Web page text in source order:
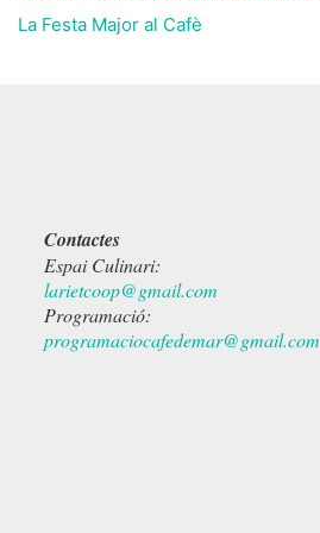
La Festa Major al Cafè
Contactes
Espai Culinari:
larietcoop@gmail.com
Programació:
programaciocafedemar@gmail.com